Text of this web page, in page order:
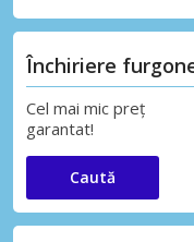
Închiriere
Cel mai mic preț
garantat!
Caută